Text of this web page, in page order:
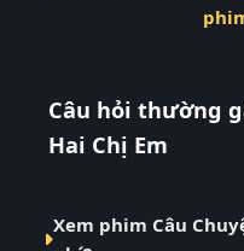
Câu hỏi thường
Hai Chị Em
Xem phim Câu